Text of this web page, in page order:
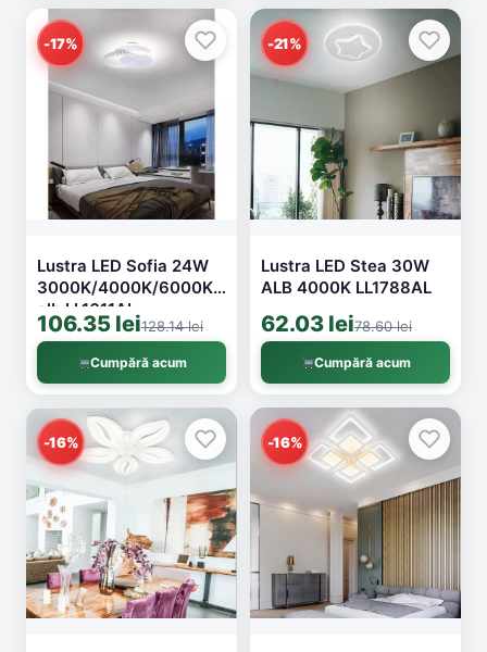
-17%
Lustra LED Sofia 24W
3000K/4000K/6000K
alb LL1611AL
106.35 lei128.14 lei
Cumpără acum
-21%
Lustra LED Stea 30W
ALB 4000K LL1788AL
62.03 lei78.60 lei
Cumpără acum
-16% -16%